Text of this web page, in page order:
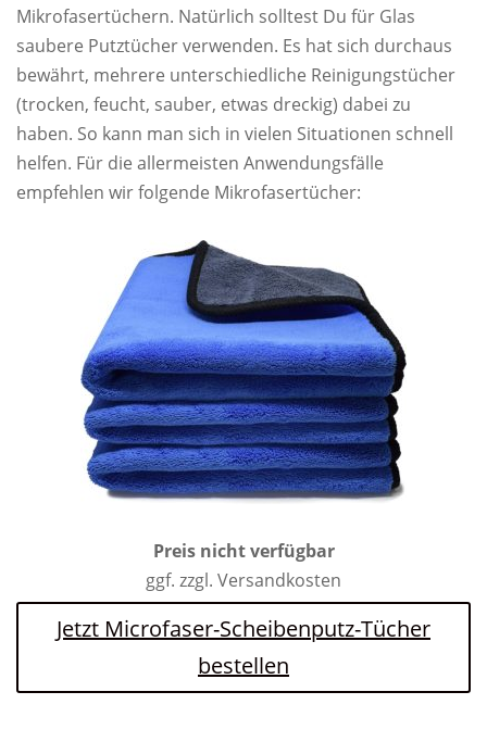
Mikrofasertüchern. Natürlich solltest Du für Glas
saubere Putztücher verwenden. Es hat sich durchaus
bewährt, mehrere unterschiedliche Reinigungstücher
(trocken, feucht, sauber, etwas dreckig) dabei zu
haben. So kann man sich in vielen Situationen schnell
helfen. Für die allermeisten Anwendungsfälle
empfehlen wir folgende Mikrofasertücher:
Preis nicht verfügbar
ggf. zzgl. Versandkosten
Jetzt Microfaser-Scheibenputz-Tücher
bestellen